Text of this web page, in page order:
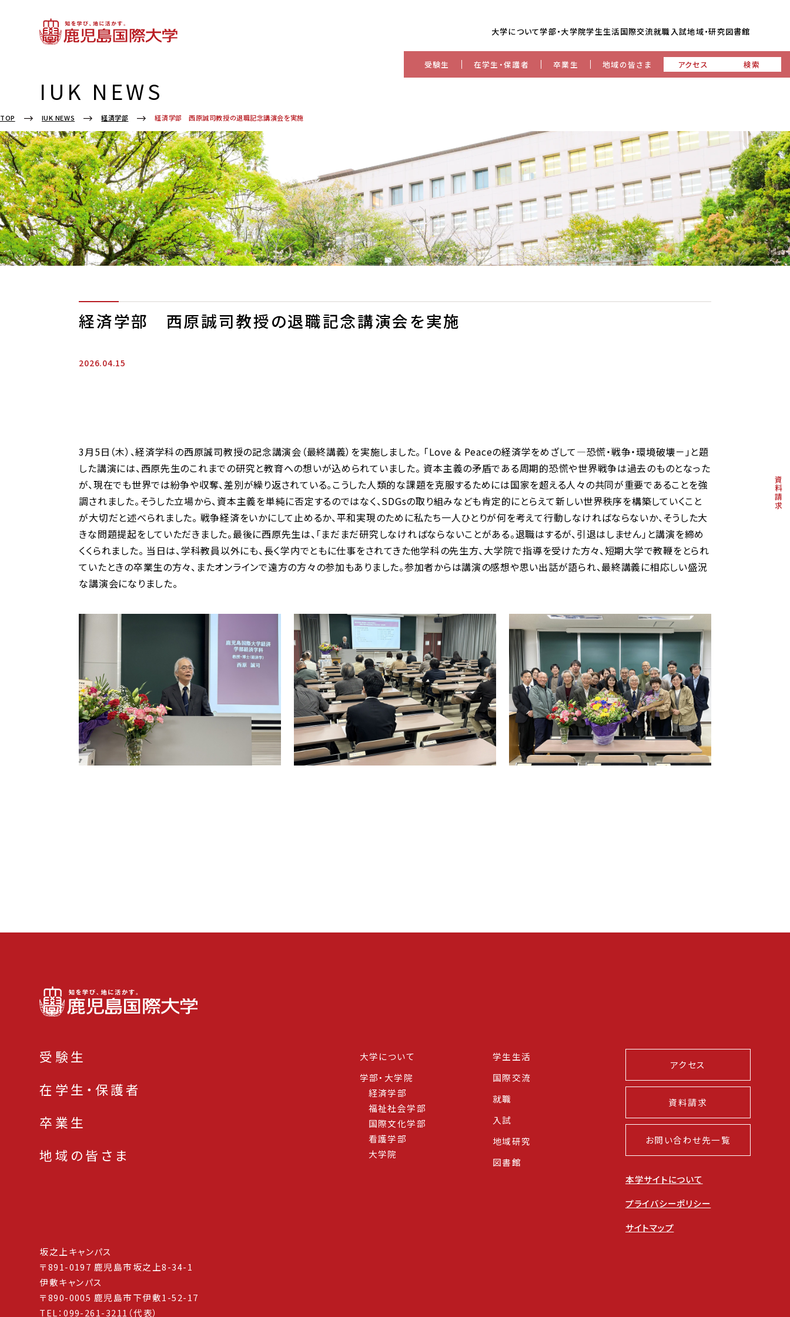
大学について学部・大学院学生生活国際交流就職入試地域・研究図書館
受験生 在学生・保護者 卒業生 地域の皆さま アクセス 検索
資料請求
IUK NEWS
TOP IUK NEWS 経済学部 経済学部 西原誠司教授の退職記念講演会を実施
経済学部 西原誠司教授の退職記念講演会を実施
2026.04.15
3月5日（木）、経済学科の西原誠司教授の記念講演会（最終講義）を実施しました。 「Love & Peaceの経済学をめざして―恐慌・戦争・環境破壊－」と題
した講演には、西原先生のこれまでの研究と教育への想いが込められていました。 資本主義の矛盾である周期的恐慌や世界戦争は過去のものとなった
が、現在でも世界では紛争や収奪、差別が繰り返されている。こうした人類的な課題を克服するためには国家を超える人々の共同が重要であることを強
調されました。そうした立場から、資本主義を単純に否定するのではなく、SDGsの取り組みなども肯定的にとらえて新しい世界秩序を構築していくこと
が大切だと述べられました。 戦争経済をいかにして止めるか、平和実現のために私たち一人ひとりが何を考えて行動しなければならないか、そうした大
きな問題提起をしていただきました。最後に西原先生は、「まだまだ研究しなければならないことがある。退職はするが、引退はしません」と講演を締め
くくられました。 当日は、学科教員以外にも、長く学内でともに仕事をされてきた他学科の先生方、大学院で指導を受けた方々、短期大学で教鞭をとられ
ていたときの卒業生の方々、またオンラインで遠方の方々の参加もありました。参加者からは講演の感想や思い出話が語られ、最終講義に相応しい盛況
な講演会になりました。
受験生
在学生・保護者
卒業生
地域の皆さま
大学について
学部・大学院
経済学部
福祉社会学部
国際文化学部
看護学部
大学院
学生生活
国際交流
就職
入試
地域研究
図書館
アクセス
資料請求
お問い合わせ先一覧
本学サイトについて
プライバシーポリシー
サイトマップ
坂之上キャンパス
〒891-0197 鹿児島市坂之上8-34-1
伊敷キャンパス
〒890-0005 鹿児島市下伊敷1-52-17
TEL：099-261-3211（代表）